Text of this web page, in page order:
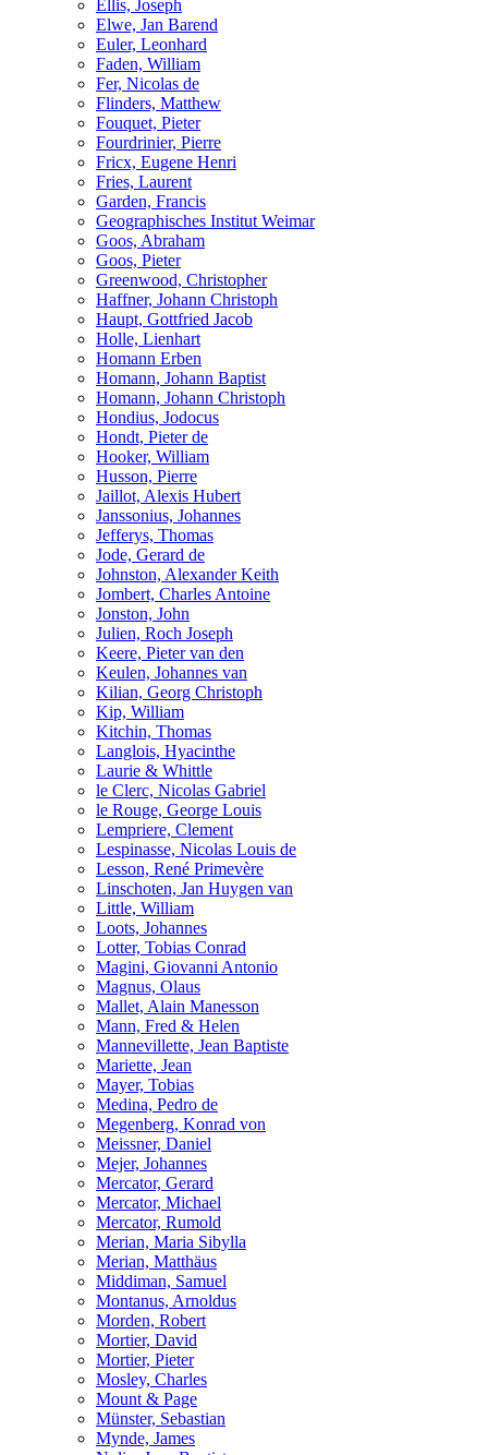
Ellis, Joseph
Elwe, Jan Barend
Euler, Leonhard
Faden, William
Fer, Nicolas de
Flinders, Matthew
Fouquet, Pieter
Fourdrinier, Pierre
Fricx, Eugene Henri
Fries, Laurent
Garden, Francis
Geographisches Institut Weimar
Goos, Abraham
Goos, Pieter
Greenwood, Christopher
Haffner, Johann Christoph
Haupt, Gottfried Jacob
Holle, Lienhart
Homann Erben
Homann, Johann Baptist
Homann, Johann Christoph
Hondius, Jodocus
Hondt, Pieter de
Hooker, William
Husson, Pierre
Jaillot, Alexis Hubert
Janssonius, Johannes
Jefferys, Thomas
Jode, Gerard de
Johnston, Alexander Keith
Jombert, Charles Antoine
Jonston, John
Julien, Roch Joseph
Keere, Pieter van den
Keulen, Johannes van
Kilian, Georg Christoph
Kip, William
Kitchin, Thomas
Langlois, Hyacinthe
Laurie & Whittle
le Clerc, Nicolas Gabriel
le Rouge, George Louis
Lempriere, Clement
Lespinasse, Nicolas Louis de
Lesson, René Primevère
Linschoten, Jan Huygen van
Little, William
Loots, Johannes
Lotter, Tobias Conrad
Magini, Giovanni Antonio
Magnus, Olaus
Mallet, Alain Manesson
Mann, Fred & Helen
Mannevillette, Jean Baptiste
Mariette, Jean
Mayer, Tobias
Medina, Pedro de
Megenberg, Konrad von
Meissner, Daniel
Mejer, Johannes
Mercator, Gerard
Mercator, Michael
Mercator, Rumold
Merian, Maria Sibylla
Merian, Matthäus
Middiman, Samuel
Montanus, Arnoldus
Morden, Robert
Mortier, David
Mortier, Pieter
Mosley, Charles
Mount & Page
Münster, Sebastian
Mynde, James